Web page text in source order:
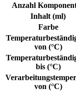
Anzahl
Inhalt (ml)
Farbe
von (°C)
bis (°C)
von (°C)